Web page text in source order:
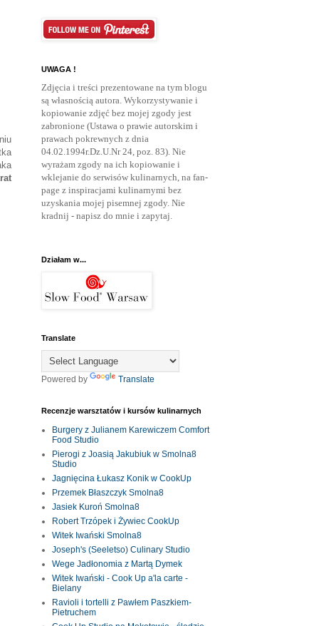
UWAGA !
Zdjęcia i treści prezentowane na tym blogu
są własnością autora. Wykorzystywanie i
kopiowanie zdjęć bez mojej zgody jest
zabronione (Ustawa o prawie autorskim i
prawach pokrewnych z dnia
04.02.1994r.Dz.U.Nr 24, poz. 83). Nie
wyrażam zgody na ich kopiowanie i
wklejanie do serwisów kulinarnych, na fan-
page z inspiracjami kulinarnymi bez
uzyskania mojej pisemnej zgody. Nie
kradnij - napisz do mnie i zapytaj.
Działam w...
Translate
Powered by Translate
Recenzje warsztatów i kursów kulinarnych
Burgery z Julianem Karewiczem Comfort
Food Studio
Pierogi z Joasią Jakubiuk w Smolna8
Studio
Jagnięcina Łukasz Konik w CookUp
Przemek Błaszczyk Smolna8
Jasiek Kuroń Smolna8
Robert Trzópek i Żywiec CookUp
Witek Iwański Smolna8
Joseph's (Seeletso) Culinary Studio
Wege Jadłonomia z Martą Dymek
Witek Iwański - Cook Up a'la carte -
Bielany
Ravioli i tortelli z Pawłem Paszkiem-
Pietruchem